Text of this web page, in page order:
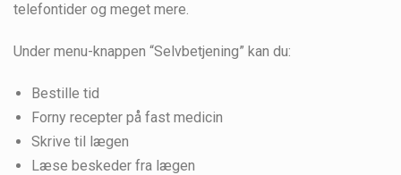
telefontider og meget mere.
Under menu-knappen “Selvbetjening” kan du:
Bestille tid
Forny recepter på fast medicin
Skrive til lægen
Læse beskeder fra lægen